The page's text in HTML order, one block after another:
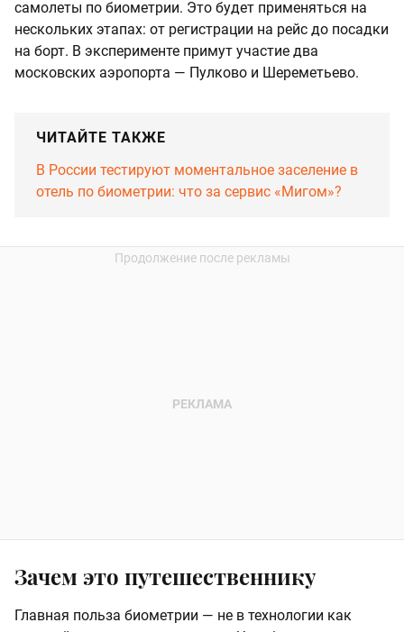
самолеты по биометрии. Это будет применяться на
нескольких этапах: от регистрации на рейс до посадки
на борт. В эксперименте примут участие два
московских аэропорта — Пулково и Шереметьево.
ЧИТАЙТЕ ТАКЖЕ
В России тестируют моментальное заселение в
отель по биометрии: что за сервис «Мигом»?
Зачем это путешественнику
Главная польза биометрии — не в технологии как